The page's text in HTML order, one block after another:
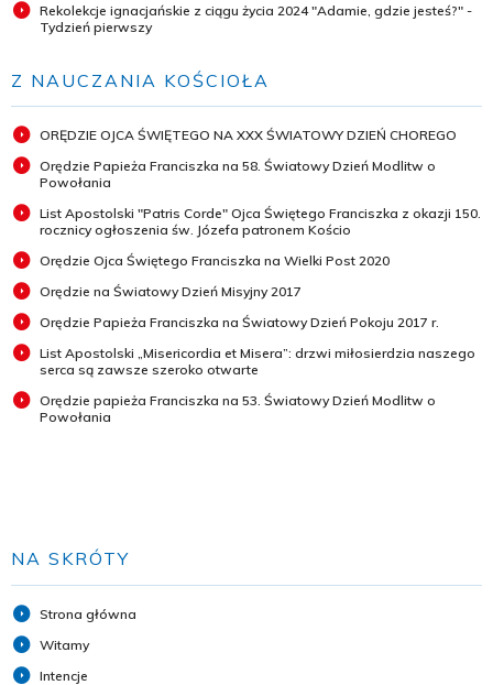
Rekolekcje ignacjańskie z ciągu życia 2024 "Adamie, gdzie jesteś?" -
Tydzień pierwszy
Z NAUCZANIA KOŚCIOŁA
ORĘDZIE OJCA ŚWIĘTEGO NA XXX ŚWIATOWY DZIEŃ CHOREGO
Orędzie Papieża Franciszka na 58. Światowy Dzień Modlitw o
Powołania
List Apostolski "Patris Corde" Ojca Świętego Franciszka z okazji 150.
rocznicy ogłoszenia św. Józefa patronem Kościo
Orędzie Ojca Świętego Franciszka na Wielki Post 2020
Orędzie na Światowy Dzień Misyjny 2017
Orędzie Papieża Franciszka na Światowy Dzień Pokoju 2017 r.
List Apostolski „Misericordia et Misera”: drzwi miłosierdzia naszego
serca są zawsze szeroko otwarte
Orędzie papieża Franciszka na 53. Światowy Dzień Modlitw o
Powołania
NA SKRÓTY
Strona główna
Witamy
Intencje